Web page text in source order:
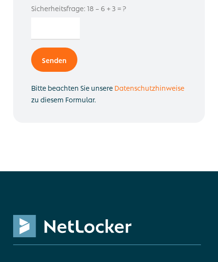
Sicherheitsfrage: 18 – 6 + 3 = ?
Bitte beachten Sie unsere Datenschutzhinweise
zu diesem Formular.